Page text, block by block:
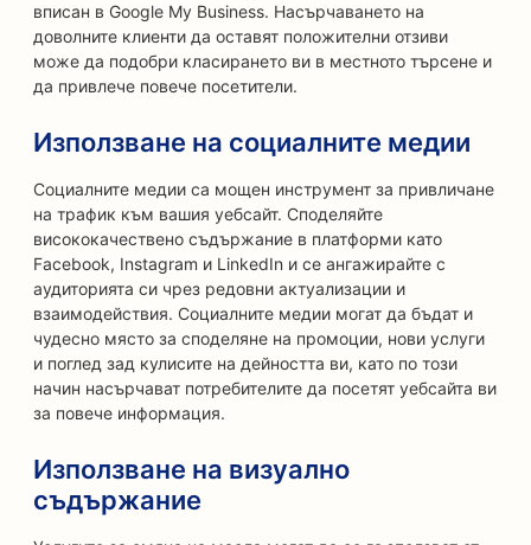
вписан в Google My Business. Насърчаването на
доволните клиенти да оставят положителни отзиви
може да подобри класирането ви в местното търсене и
да привлече повече посетители.
Използване на социалните медии
Социалните медии са мощен инструмент за привличане
на трафик към вашия уебсайт. Споделяйте
висококачествено съдържание в платформи като
Facebook, Instagram и LinkedIn и се ангажирайте с
аудиторията си чрез редовни актуализации и
взаимодействия. Социалните медии могат да бъдат и
чудесно място за споделяне на промоции, нови услуги
и поглед зад кулисите на дейността ви, като по този
начин насърчават потребителите да посетят уебсайта ви
за повече информация.
Използване на визуално
съдържание